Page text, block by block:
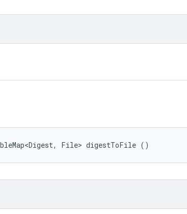
File> digestToFile ()